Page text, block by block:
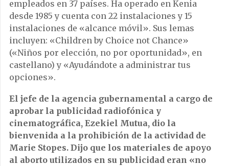
empleados en 37 países. Ha operado en Kenia
desde 1985 y cuenta con 22 instalaciones y 15
instalaciones de «alcance móvil». Sus lemas
incluyen: «Children by Choice not Chance»
(«Niños por elección, no por oportunidad», en
castellano) y «Ayudándote a administrar tus
opciones».
El jefe de la agencia gubernamental a cargo de
aprobar la publicidad radiofónica y
cinematográfica, Ezekiel Mutua, dio la
bienvenida a la prohibición de la actividad de
Marie Stopes. Dijo que los materiales de apoyo
al aborto utilizados en su publicidad eran «no